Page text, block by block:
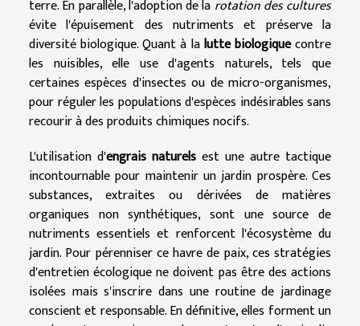
terre. En parallèle, l'adoption de la rotation des cultures
évite l'épuisement des nutriments et préserve la
diversité biologique. Quant à lalutte biologiquecontre
les nuisibles, elle use d'agents naturels, tels que
certaines espèces d'insectes ou de micro-organismes,
pour réguler les populations d'espèces indésirables sans
recourir à des produits chimiques nocifs.
L'utilisation d'engrais naturels est une autre tactique
incontournable pour maintenir un jardin prospère. Ces
substances, extraites ou dérivées de matières
organiques non synthétiques, sont une source de
nutriments essentiels et renforcent l'écosystème du
jardin. Pour pérenniser ce havre de paix, ces stratégies
d'entretien écologique ne doivent pas être des actions
isolées mais s'inscrire dans une routine de jardinage
conscient et responsable. En définitive, elles forment un